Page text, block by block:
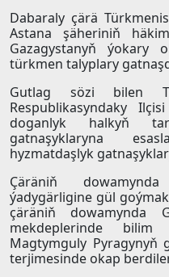
Dabaraly çärä
Astana şäheriniň
Gazagystanyň ýokary
türkmen talyplary
Gutlag sözi bilen
Respublikasyndaky
doganlyk halkyň
gatnaşyklaryna
hyzmatdaşlyk
Çäräniň
ýadygärligine gül
çäräniň dowamynda
mekdeplerinde
Magtymguly Pyragynyň
terjimesinde okap